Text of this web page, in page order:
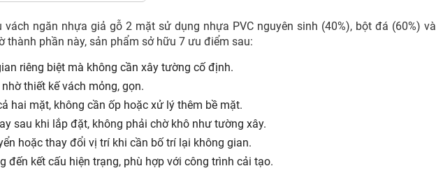
vách ngăn nhựa giả gỗ 2 mặt sử dụng nhựa PVC nguyên sinh (40%), bột đá (60%) và
thành phần này, sản phẩm sở hữu 7 ưu điểm sau:
riêng biệt mà không cần xây tường cố định.
thiết kế vách mỏng, gọn.
hai mặt, không cần ốp hoặc xử lý thêm bề mặt.
sau khi lắp đặt, không phải chờ khô như tường xây.
hoặc thay đổi vị trí khi cần bố trí lại không gian.
đến kết cấu hiện trạng, phù hợp với công trình cải tạo.